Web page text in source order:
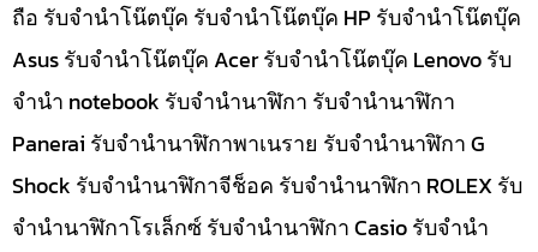
ถือ รับจำนำโน๊ตบุ๊ค รับจำนำโน๊ตบุ๊ค HP รับจำนำโน๊ตบุ๊ค
Asus รับจำนำโน๊ตบุ๊ค Acer รับจำนำโน๊ตบุ๊ค Lenovo รับ
จำนำ notebook รับจำนำนาฬิกา รับจำนำนาฬิกา
Panerai รับจำนำนาฬิกาพาเนราย รับจำนำนาฬิกา G
Shock รับจำนำนาฬิกาจีช็อค รับจำนำนาฬิกา ROLEX รับ
จำนำนาฬิกาโรเล็กซ์ รับจำนำนาฬิกา Casio รับจำนำ